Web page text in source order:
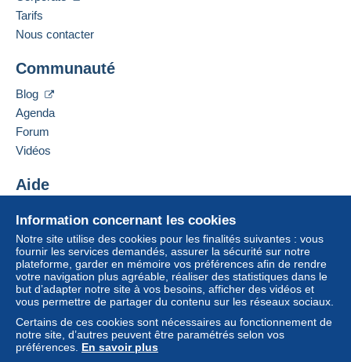
Information concernant les cookies
Notre site utilise des cookies pour les finalités suivantes : vous
fournir les services demandés, assurer la sécurité sur notre
plateforme, garder en mémoire vos préférences afin de rendre
votre navigation plus agréable, réaliser des statistiques dans le
but d’adapter notre site à vos besoins, afficher des vidéos et
vous permettre de partager du contenu sur les réseaux sociaux.
Certains de ces cookies sont nécessaires au fonctionnement de
notre site, d’autres peuvent être paramétrés selon vos
préférences. En savoir plus
Tarifs
Nous contacter
Communauté
Blog
Agenda
Forum
Vidéos
Aide
Acheter sur Delcampe
Vendre sur Delcampe
Un site sécurisé